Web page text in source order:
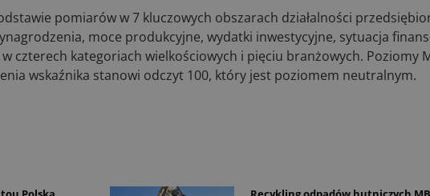
pomiarów w 7 kluczowych obszarach działalności
moce produkcyjne, wydatki inwestycyjne, sytuacja
czterech kategoriach wielkościowych i pięciu branżowych. Poziomy
wskaźnika stanowi odczyt 100, który jest poziomem neutralnym.